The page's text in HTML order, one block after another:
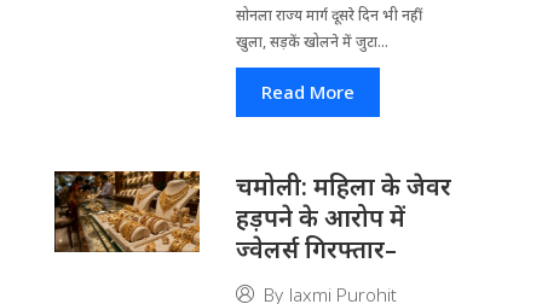
सोनला राज्य मार्ग दूसरे दिन भी नहीं
खुला, सड़कें खोलने में जुटा...
Read More
चमोली: महिला के जेवर
हड़पने के आरोप में
ज्वेलर्स गिरफ्तार–
By laxmi Purohit